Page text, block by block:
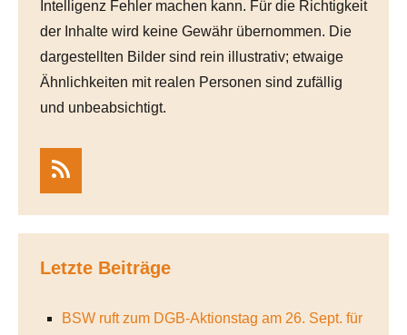
Intelligenz Fehler machen kann. Für die Richtigkeit
der Inhalte wird keine Gewähr übernommen. Die
dargestellten Bilder sind rein illustrativ; etwaige
Ähnlichkeiten mit realen Personen sind zufällig
und unbeabsichtigt.
Letzte Beiträge
BSW ruft zum DGB-Aktionstag am 26. Sept. für